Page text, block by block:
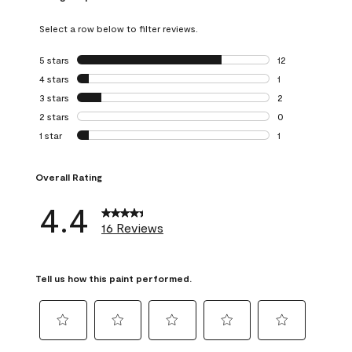
Select a row below to filter reviews.
5 stars stars
12
12 reviews with
4 stars stars
1
1 review with 4
3 stars stars
2
2 reviews with 3
2 stars stars
0
0 reviews with 2
1 star stars
1
Overall Rating
4.4 16 Reviews
Tell us how this paint performed.